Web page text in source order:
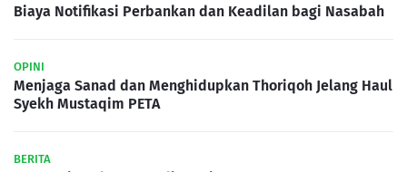
Biaya Notifikasi Perbankan dan Keadilan bagi Nasabah
OPINI
Menjaga Sanad dan Menghidupkan Thoriqoh Jelang Haul
Syekh Mustaqim PETA
BERITA